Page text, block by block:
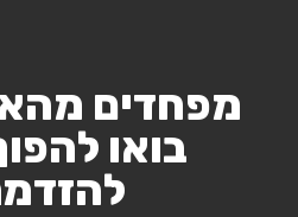
מפחדים
בואו